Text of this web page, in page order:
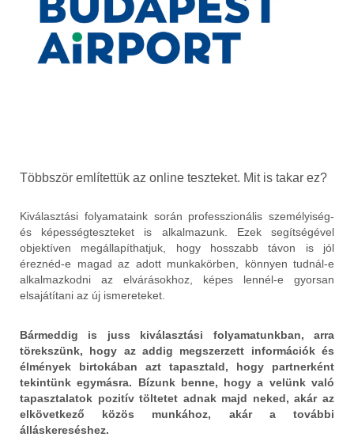
vannak toborzó,
vagy fejvadász
cégek, ezért
előfordul, hogy
Ha ezeken a
jutsz, a
Budapest Airport
toborzójával és a
cég adott
szakterületének
egy interjún.
A folyamat
végén minden
kiválasztási
folyamatban
BUD
toborzásával
Amennyiben
saját toborzó
kollegáink
már az
előszűrést is ők
végzik a
kapcsolatfelvételtől
kezdve.
A sikeres
Többször említettük az online teszteket. Mit is takar ez?
Kiválasztási folyamataink során professzionális személyiség-
és képességteszteket is alkalmazunk. Ezek segítségével
objektíven megállapíthatjuk, hogy hosszabb távon is jól
éreznéd-e magad az adott munkakörben, könnyen tudnál-e
alkalmazkodni az elvárásokhoz, képes lennél-e gyorsan
elsajátítani az új ismereteket.
Bármeddig is juss kiválasztási folyamatunkban, arra
törekszünk, hogy az addig megszerzett információk és
élmények birtokában azt tapasztald, hogy partnerként
tekintünk egymásra. Bízunk benne, hogy a velünk való
tapasztalatok pozitív töltetet adnak majd neked, akár az
elkövetkező közös munkához, akár a további
álláskereséshez.